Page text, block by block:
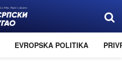
EVROPSKA POLITIKA